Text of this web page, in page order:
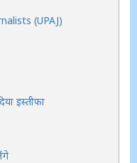
(UPAJ)
इस्तीफा